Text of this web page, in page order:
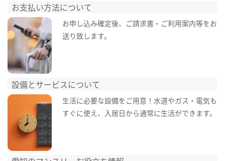
お支払い方法について
お申し込み確定後、ご請求書・ご利用案内等をお
送り致します。
設備とサービスについて
生活に必要な設備をご用意！水道やガス・電気も
すぐに使え、入居日から通常に生活ができます。